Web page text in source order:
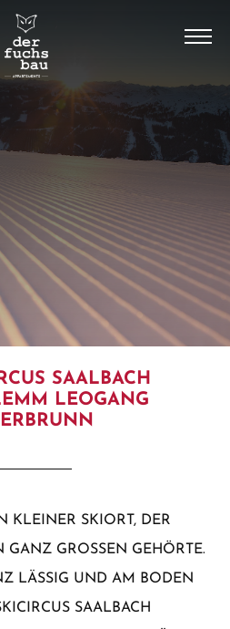
SAALBACH
LEOGANG
KLEINER SKIORT, DER
GROSSEN GEHÖRTE. U
UND AM BODEN G
SAALBACH H